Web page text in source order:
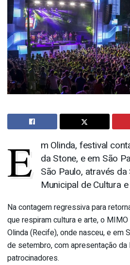
E
m Olinda, festival
da Stone, e em São
São Paulo, através
Municipal de Cultura
Na contagem regressiva para
que respiram cultura e arte, o
Olinda (Recife), onde nasceu, e em
de setembro, com apresentação
patrocinadores.